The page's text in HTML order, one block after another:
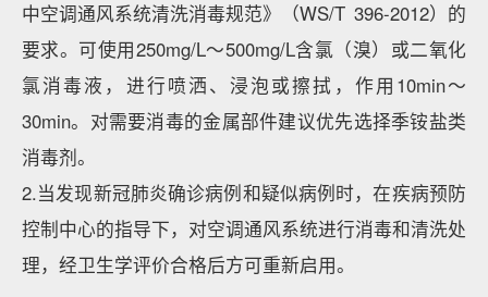
中空调通风系统清洗消毒规范》（WS/T 396-2012）的
要求。可使用250mg/L～500mg/L含氯（溴）或二氧化
氯消毒液，进行喷洒、浸泡或擦拭，作用10min～
30min。对需要消毒的金属部件建议优先选择季铵盐类
消毒剂。
2.当发现新冠肺炎确诊病例和疑似病例时，在疾病预防
控制中心的指导下，对空调通风系统进行消毒和清洗处
理，经卫生学评价合格后方可重新启用。